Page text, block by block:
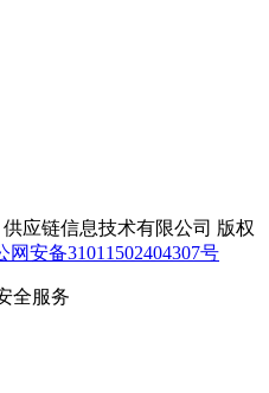
应链信息技术有限公司 版权
网安备31011502404307号
全服务